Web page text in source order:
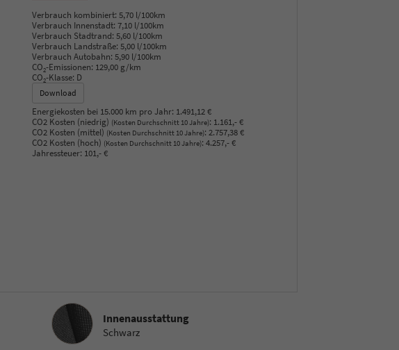
Verbrauch kombiniert: 5,70 l/100km
Verbrauch Innenstadt: 7,10 l/100km
Verbrauch Stadtrand: 5,60 l/100km
Verbrauch Landstraße: 5,00 l/100km
Verbrauch Autobahn: 5,90 l/100km
CO2-Emissionen: 129,00 g/km
CO2-Klasse: D
Download
Energiekosten bei 15.000 km pro Jahr: 1.491,12 €
CO2 Kosten (niedrig) (Kosten Durchschnitt 10 Jahre): 1.161,- €
CO2 Kosten (mittel) (Kosten Durchschnitt 10 Jahre): 2.757,38 €
CO2 Kosten (hoch) (Kosten Durchschnitt 10 Jahre): 4.257,- €
Jahressteuer: 101,- €
Innenausstattung
Innenausstattung
Schwarz